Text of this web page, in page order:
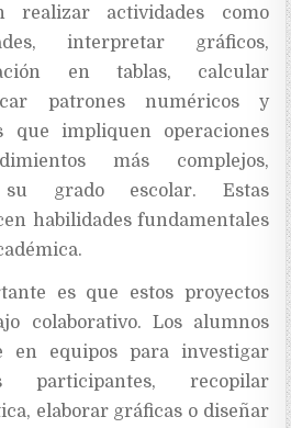
realizar actividades como
interpretar gráficos,
en tablas, calcular
patrones numéricos y
que impliquen operaciones
más complejos,
su grado escolar. Estas
habilidades fundamentales
es que estos proyectos
colaborativo. Los alumnos
en equipos para investigar
participantes, recopilar
elaborar gráficas o diseñar